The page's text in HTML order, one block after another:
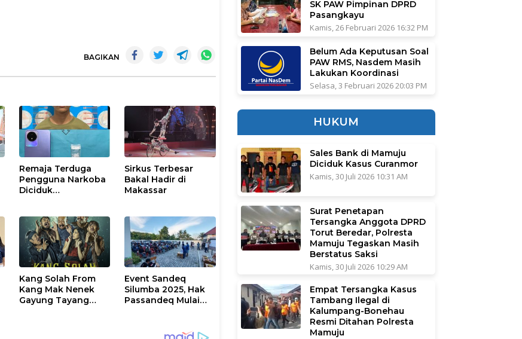
BAGIKAN
Remaja Terduga
Pengguna Narkoba
Diciduk
Sirkus Terbesar
Bakal Hadir di
Makassar
Kang Solah From
Kang Mak Nenek
Gayung Tayang
Event Sandeq
Silumba 2025, Hak
Passandeq Mulai
SK PAW Pimpinan DPRD
Pasangkayu
Kamis, 26 Februari 2026 16:32 PM
Belum Ada Keputusan Soal
PAW RMS, Nasdem Masih
Lakukan Koordinasi
Selasa, 3 Februari 2026 20:03 PM
HUKUM
Sales Bank di Mamuju
Diciduk Kasus Curanmor
Kamis, 30 Juli 2026 10:31 AM
Surat Penetapan
Tersangka Anggota DPRD
Torut Beredar, Polresta
Mamuju Tegaskan Masih
Berstatus Saksi
Kamis, 30 Juli 2026 10:29 AM
Empat Tersangka Kasus
Tambang Ilegal di
Kalumpang-Bonehau
Resmi Ditahan Polresta
Mamuju